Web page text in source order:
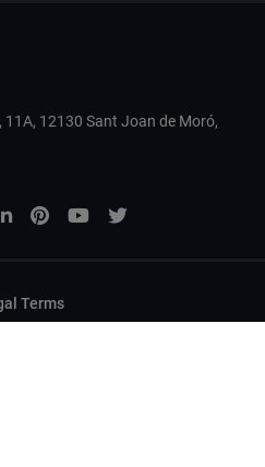
11A, 12130 Sant Joan de Moró,
Terms